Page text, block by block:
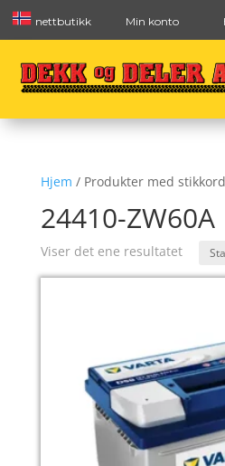
nettbutikk Min konto
Hjem / Produkter med stikkord
24410-ZW60A
Viser det ene resultatet